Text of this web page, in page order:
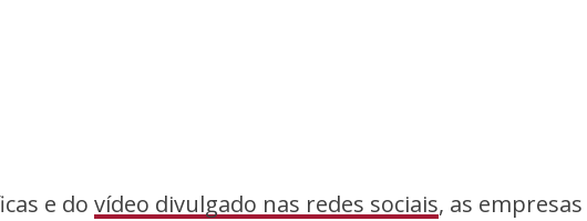
e dovídeo divulgado nas redes sociais, as empresas